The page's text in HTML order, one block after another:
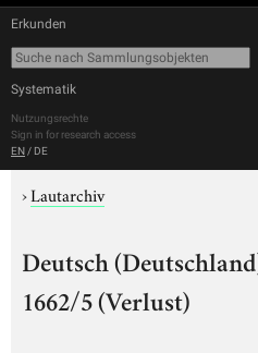
Erkunden
Systematik
Nutzungsrechte
Sign in for research access
EN / DE
›Lautarchiv
Deutsch
1662/5 (Verlust)